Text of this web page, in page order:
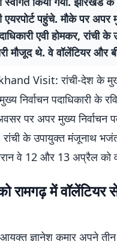
एयरपोर्ट पहुंचे. मौके पर अपर
एवी होमकर, रांची
मौजूद थे. वे वॉलेंटियर और
Visit: रांची-देश के
निर्वाचन पदाधिकारी के
पर अपर मुख्य निर्वाचन
रांची के उपायुक्त मंजूनाथ
वे 12 और 13 अप्रैल को
रामगढ़ में
ज्ञानेश कुमार अपने तीन